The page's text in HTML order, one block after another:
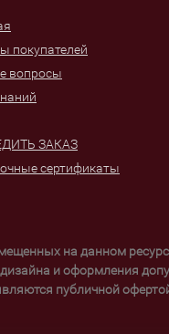
покупателей
вопросы
ЗАКАЗ
сертификаты
на данном
и оформления
публичной